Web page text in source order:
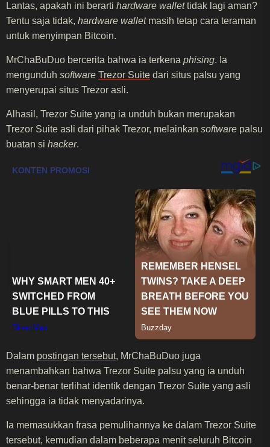
Lantas, apakah ini berarti hardware wallettidak lagi aman?
Tentu saja tidak, hardware walletmasih tetap cara teraman
untuk menyimpan Bitcoin.
MrChaBuDuo bercerita bahwa ia terkena phising. Ia
mengunduh software Trezor Suite dari situs palsu yang
menyerupai situs Trezor asli.
Alhasil, Trezor Suite yang ia unduh bukan merupakan
Trezor Suite asli dari pihak Trezor, melainkan software palsu
buatan si hacker.
Dalam postingan tersebut, MrChaBuDuo juga
menambahkan bahwa Trezor Suite palsu yang ia unduh
benar-benar terlihat identik dengan Trezor Suite yang asli
sehingga ia tidak menyadarinya.
Ia memasukkan frasa pemulihannya ke dalam Trezor Suite
tersebut, kemudian dalam beberapa menit seluruh Bitcoin